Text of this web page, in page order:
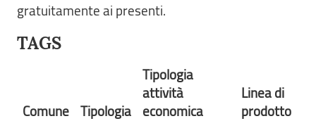
gratuitamente ai presenti.
TAGS
Comune Tipologia
Tipologia
attività
economica
Linea di
prodotto